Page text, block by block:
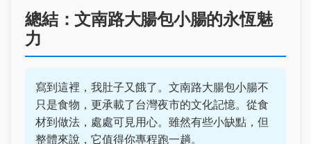
總結：文南路大腸包小腸的永恆魅
力
寫到這裡，我肚子又餓了。文南路大腸包小腸不
只是食物，更承載了台灣夜市的文化記憶。從食
材到做法，處處可見用心。雖然有些小缺點，但
整體來說，它值得你專程跑一趟。